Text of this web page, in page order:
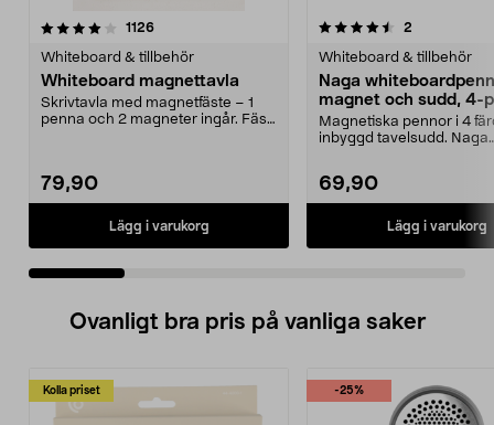
1126recensioner
Whiteboard & tillbehör
Whiteboard magnettavla
Skrivtavla med magnetfäste – 1
penna och 2 magneter ingår. Fäst
79,90
Lägg i varukorg
4.5 av 5 stjärnor 2
Whiteboard & tillbehör
Naga
magnet och sudd, 4-
Magnetiska pennor i 4
inbyggd tavelsudd. Naga
69,90
Lägg i varukorg
4.5 av 5 stjärnor
Ovanligt bra pris på vanliga saker
Kolla priset -25%